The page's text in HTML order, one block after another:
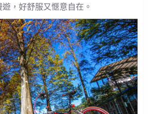
，好舒服又愜意自在。